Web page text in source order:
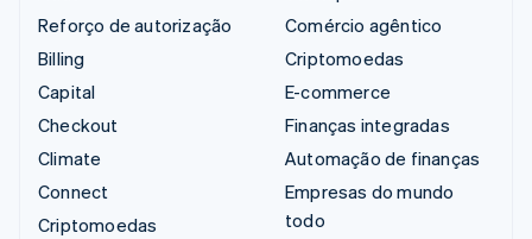
Reforço de autorização
Billing
Capital
Checkout
Climate
Connect
Criptomoedas
Comércio agêntico
Criptomoedas
E-commerce
Finanças integradas
Automação de finanças
Empresas do mundo
todo